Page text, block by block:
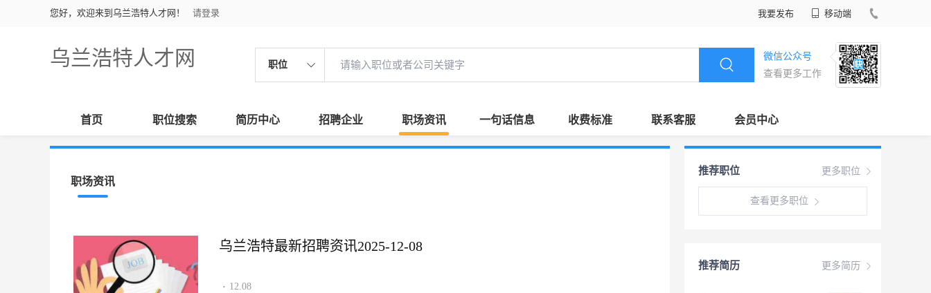
您好，欢迎来到乌兰浩特人才网！ 请登录 我要发布 移动端
乌兰浩特人才网 职位
微信公众号
查看更多工作
首页 职位搜索 简历中心 招聘企业 职场资讯 一句话信息 收费标准 联系客服 会员中心
职场资讯
乌兰浩特最新招聘资讯2025-12-08
· 12.08
更多职位
推荐职位
查看更多职位
更多简历
推荐简历